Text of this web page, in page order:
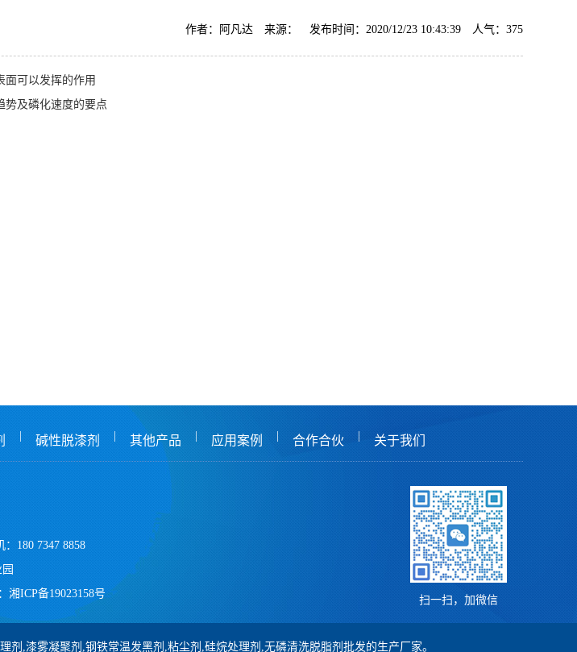
作者：阿凡达 来源： 发布时间：2020/12/23 10:43:39 人气： 375
面可以发挥的作用
势及磷化速度的要点
碱性脱漆剂 其他产品 应用案例 合作合伙 关于我们
：180 7347 8858
湘ICP备19023158号
扫一扫，加微信
,漆雾凝聚剂,钢铁常温发黑剂,粘尘剂,硅烷处理剂,无磷清洗脱脂剂批发的生产厂家。